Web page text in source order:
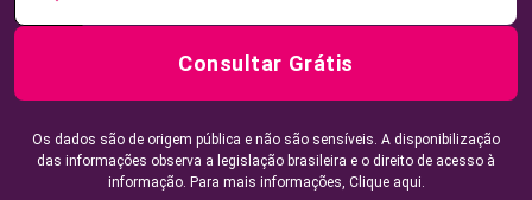
Consultar Grátis
Os dados são de origem pública e não são sensíveis. A disponibilização
das informações observa a legislação brasileira e o direito de acesso à
informação. Para mais informações, Clique aqui.